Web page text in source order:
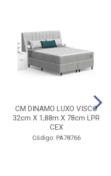
CM DINAMO LUXO VISCO
32cm X 1,88m X 78cm LPR
CEX
Código: PA78766